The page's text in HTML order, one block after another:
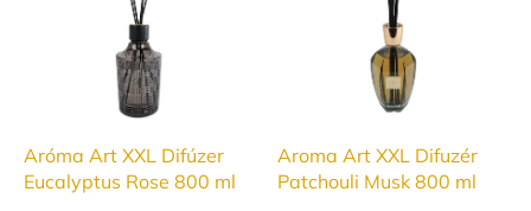
Aróma Art XXL Difúzer
Eucalyptus Rose 800 ml
Aroma Art XXL Difuzér
Patchouli Musk 800 ml